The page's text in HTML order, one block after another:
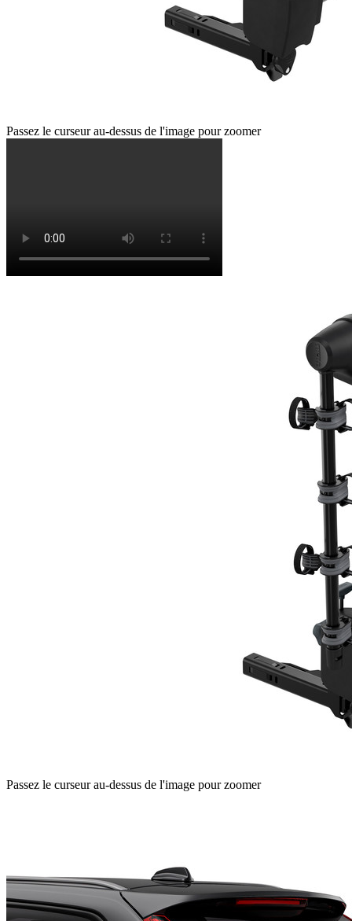
Passez le curseur au-dessus de l'image pour zoomer
Passez le curseur au-dessus de l'image pour zoomer